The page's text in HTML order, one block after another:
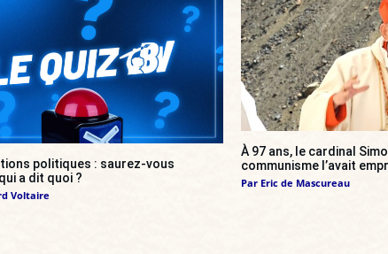
politiques : saurez-vous
a dit quoi ?
Voltaire
À 97 ans, le cardinal
communisme l’avait
Par Eric de Mascureau